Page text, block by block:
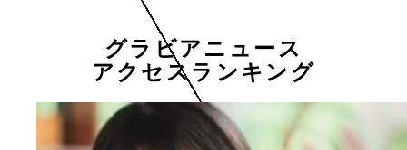
グラビアニュース
アクセスランキング